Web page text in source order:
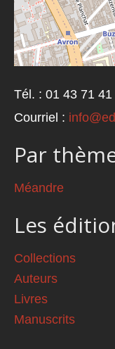
Tél. : 01 43 71
Courriel :
Par
Méandre
Les
Collections
Auteurs
Livres
Manuscrits